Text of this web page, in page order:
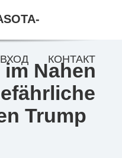
Nahen
Trump
ВХОД КОНТАКТ